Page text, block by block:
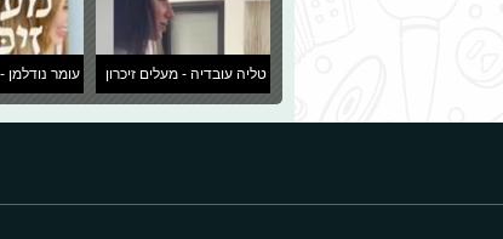
טליה עובדיה - מעלים זיכרון עומר נודלמן